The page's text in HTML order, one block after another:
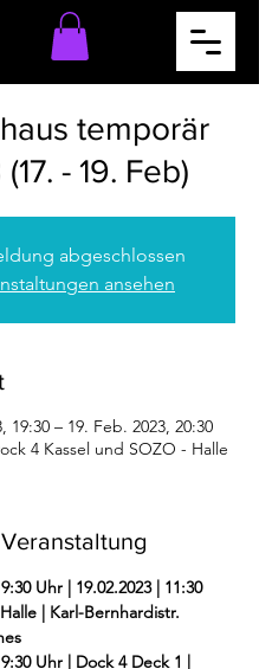
temporär
(17. - 19. Feb)
abgeschlossen
ansehen
19:30 – 19. Feb. 2023, 20:30
4 Kassel und SOZO - Halle
Uhr | 19.02.2023 | 11:30
| Karl-Bernhardistr.
Uhr | Dock 4 Deck 1 |